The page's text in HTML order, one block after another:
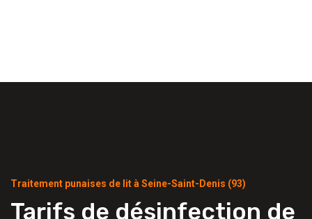
Traitement punaises de lit à Seine-Saint-Denis (93)
Tarifs de désinfection de